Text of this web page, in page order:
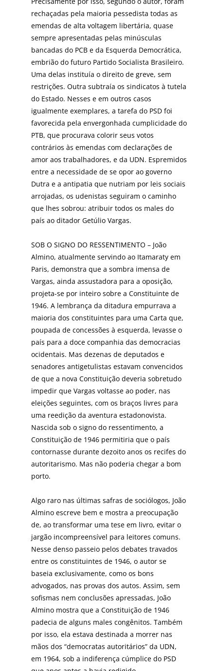
rechaçadas pela maioria pessedista todas as
emendas de alta voltagem libertária, quase
sempre apresentadas pelas minúsculas
bancadas do PCB e da Esquerda Democrática,
embrião do futuro Partido Socialista Brasileiro.
Uma delas instituía o direito de greve, sem
restrições. Outra subtraía os sindicatos à tutela
do Estado. Nesses e em outros casos
igualmente exemplares, a tarefa do PSD foi
favorecida pela envergonhada cumplicidade do
PTB, que procurava colorir seus votos
contrários às emendas com declarações de
amor aos trabalhadores, e da UDN. Espremidos
entre a necessidade de se opor ao governo
Dutra e a antipatia que nutriam por leis sociais
arrojadas, os udenistas seguiram o caminho
que lhes sobrou: atribuir todos os males do
país ao ditador Getúlio Vargas.
SOB O SIGNO DO RESSENTIMENTO – João
Almino, atualmente servindo ao Itamaraty em
Paris, demonstra que a sombra imensa de
Vargas, ainda assustadora para a oposição,
projeta-se por inteiro sobre a Constituinte de
1946. A lembrança da ditadura empurrava a
maioria dos constituintes para uma Carta que,
poupada de concessões à esquerda, levasse o
país para a doce companhia das democracias
ocidentais. Mas dezenas de deputados e
senadores antigetulistas estavam convencidos
de que a nova Constituição deveria sobretudo
impedir que Vargas voltasse ao poder, nas
eleições seguintes, com os braços livres para
uma reedição da aventura estadonovista.
Nascida sob o signo do ressentimento, a
Constituição de 1946 permitiria que o país
contornasse durante dezoito anos os recifes do
autoritarismo. Mas não poderia chegar a bom
porto.
Algo raro nas últimas safras de sociólogos, João
Almino escreve bem e mostra a preocupação
de, ao transformar uma tese em livro, evitar o
jargão incompreensível para leitores comuns.
Nesse denso passeio pelos debates travados
entre os constituintes de 1946, o autor se
baseia exclusivamente, como os bons
advogados, nas provas dos autos. Assim, sem
sofismas nem conclusões apressadas, João
Almino mostra que a Constituição de 1946
padecia de alguns males congênitos. Também
por isso, ela estava destinada a morrer nas
mãos dos “democratas autoritários” da UDN,
em 1964, sob a indiferença cúmplice do PSD